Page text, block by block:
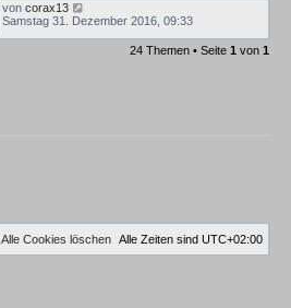
von corax13
Samstag 31. Dezember 2016, 09:33
24 Themen • Seite 1 von 1
Alle Zeiten sind UTC+02:00
Alle Cookies löschen